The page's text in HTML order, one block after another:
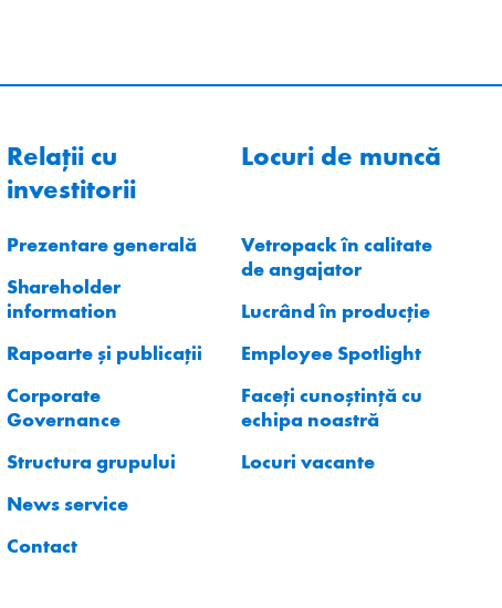
Relații cu
investitorii
Prezentare generală
Shareholder
information
Rapoarte și publicații
Corporate
Governance
Structura grupului
News service
Contact
Locuri de muncă
Vetropack în calitate
de angajator
Lucrând în producție
Employee Spotlight
Faceți cunoștință cu
echipa noastră
Locuri vacante